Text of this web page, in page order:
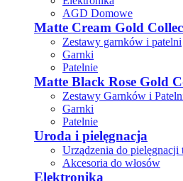
AGD Domowe
Matte Cream Gold
Zestawy garnków i patelni
Garnki
Patelnie
Matte Black Rose Gold
Zestawy Garnków i
Garnki
Patelnie
Uroda i pielęgnacja
Urządzenia do pielęgnacji
Akcesoria do włosów
Elektronika